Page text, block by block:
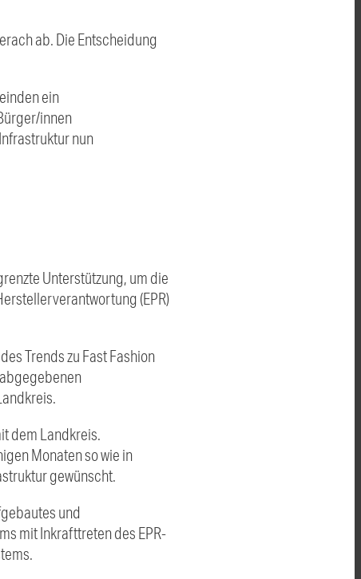
ab. Die Entscheidung
ein
innen
nun
Unterstützung, um die
(EPR)
Trends zu Fast Fashion
dem Landkreis.
Monaten so wie in
gewünscht.
und
mit Inkrafttreten des EPR-